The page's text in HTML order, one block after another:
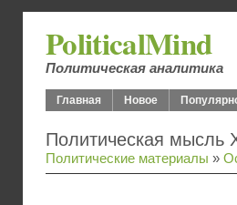
PoliticalMind
Политическая аналитика
Главная Новое
Политическая мысль
Политические материалы »